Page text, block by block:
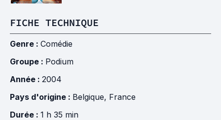
FICHE TECHNIQUE
Genre : Comédie
Groupe : Podium
Année : 2004
Pays d'origine : Belgique, France
Durée : 1 h 35 min